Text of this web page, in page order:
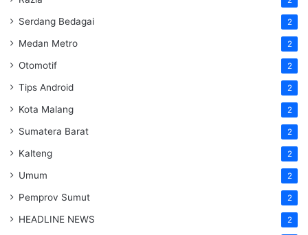
Serdang Bedagai 2
Medan Metro 2
Otomotif 2
Tips Android 2
Kota Malang 2
Sumatera Barat 2
Kalteng 2
Umum 2
Pemprov Sumut 2
HEADLINE NEWS 2